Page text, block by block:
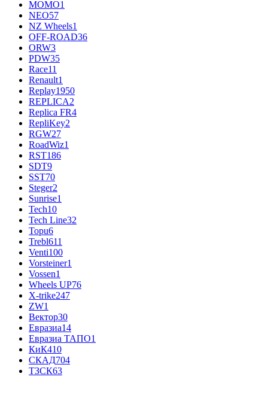
MOMO1
NEO57
NZ Wheels1
OFF-ROAD36
ORW3
PDW35
Race11
Renault1
Replay1950
REPLICA2
Replica FR4
RepliKey2
RGW27
RoadWiz1
RST186
SDT9
SST70
Steger2
Sunrise1
Tech10
Tech Line32
Topu6
Trebl611
Venti100
Vorsteiner1
Vossen1
Wheels UP76
X-trike247
ZW1
Вектор30
Евразиа14
Евразиа ТАПО1
КиК410
СКАД704
ТЗСК63